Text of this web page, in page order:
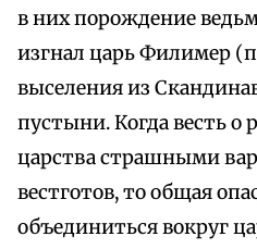
в них порождение
изгнал царь Филимер
выселения из
пустыни. Когда весть о
царства страшными
вестготов, то общая
объединиться вокруг